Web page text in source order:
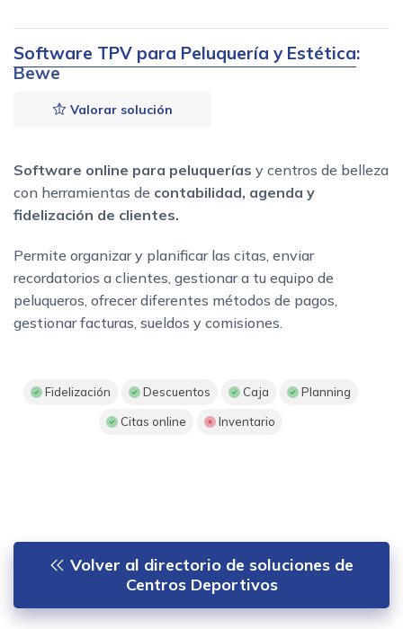
Software TPV para Peluquería y Estética:
Bewe
Valorar solución
Software online para peluquerías y centros de belleza
con herramientas de contabilidad, agenda y
fidelización de clientes.
Permite organizar y planificar las citas, enviar
recordatorios a clientes, gestionar a tu equipo de
peluqueros, ofrecer diferentes métodos de pagos,
gestionar facturas, sueldos y comisiones.
Fidelización Descuentos Caja Planning
Citas online Inventario
Volver al directorio de soluciones de
Centros Deportivos